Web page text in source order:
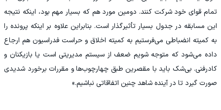
تمام قوای خود شرکت کنند. دومین مورد هم که بسیار مهم بود، اینکه نتیجه
این مسابقه در جدول بسیار تأثیرگذار است. بنابراین علاوه بر اینکه پرونده را
به کمیته انضباطی می‌فرستیم به کمیته اخلاق و حراست فدراسیون هم ارجاع
داده می‌شود که متوجه شویم ضعف از سیستم مدیریتی است یا بازیکنان و
کادرفنی. بی‌شک باید با مقصرین طبق چهارچوب‌ها و مقررات برخورد شدیدی
صورت گیرد تا در آینده شاهد چنین اتفاقاتی نباشیم.»